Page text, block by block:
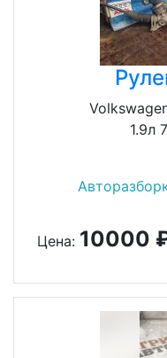
1.9л
Цена: 10000